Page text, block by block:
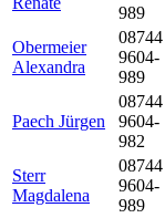
989
Obermeier
Alexandra
08744
9604-
989
Paech Jürgen
08744
9604-
982
Sterr
Magdalena
08744
9604-
989